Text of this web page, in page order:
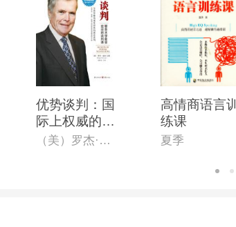
优势谈判：国
际上权威的商
业谈判课程，
（美）罗杰·道森（Roger Dawson ）
高情商语言训
练课
夏季